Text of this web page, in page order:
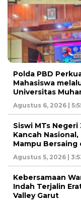
Polda PBD
Mahasiswa
Universitas
Agustus 6, 2026 |
Siswi MTs
Kancah
Mampu
Agustus 5, 2026 |
Kebersamaan
Indah Terjalin
Valley Garut